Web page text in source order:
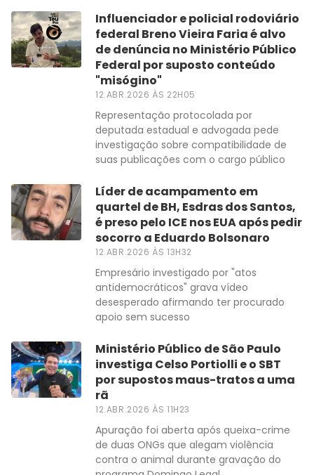
Influenciador e policial rodoviário
federal Breno Vieira Faria é alvo
de denúncia no Ministério Público
Federal por suposto conteúdo
"misógino"
12.ABR.2026 ÀS 22H05
Representação protocolada por
deputada estadual e advogada pede
investigação sobre compatibilidade de
suas publicações com o cargo público
Líder de acampamento em
quartel de BH, Esdras dos Santos,
é preso pelo ICE nos EUA após pedir
socorro a Eduardo Bolsonaro
12.ABR.2026 ÀS 13H32
Empresário investigado por "atos
antidemocráticos" grava vídeo
desesperado afirmando ter procurado
apoio sem sucesso
Ministério Público de São Paulo
investiga Celso Portiolli e o SBT
por supostos maus-tratos a uma
rã
12.ABR.2026 ÀS 11H23
Apuração foi aberta após queixa-crime
de duas ONGs que alegam violência
contra o animal durante gravação do